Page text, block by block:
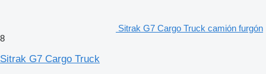
Sitrak G7 Cargo Truck camión furgón
8
Sitrak G7 Cargo Truck